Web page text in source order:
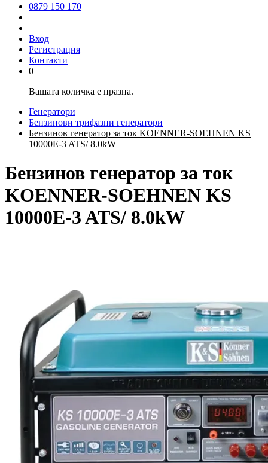
0879 150 170
Вход
Регистрация
Контакти
0
Вашата количка е празна.
Генератори
Бензинови трифазни генератори
Бензинов генератор за ток KOENNER-SOEHNEN KS
10000E-3 ATS/ 8.0kW
Бензинов генератор за ток
KOENNER-SOEHNEN KS
10000E-3 ATS/ 8.0kW